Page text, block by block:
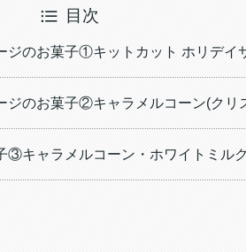
目次
ジのお菓子①キットカット ホリデイ
ジのお菓子②キャラメルコーン(クリ
③キャラメルコーン・ホワイトミル